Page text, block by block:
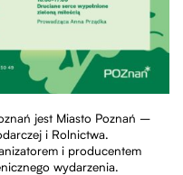
jest Miasto Poznań –
i Rolnictwa.
i producentem
wydarzenia.